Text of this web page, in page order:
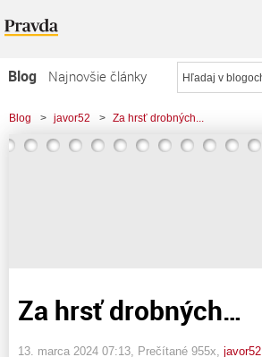
Blog
Najnovšie články
Najčítanejšie články
Najkomentovanejšie články
Blog > javor52 > Za hrsť drobných...
Za hrsť drobných…
13. marca 2024 07:13 , Prečítané 955x, javor52